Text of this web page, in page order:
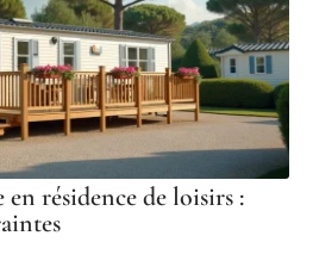
résidence de loisirs :